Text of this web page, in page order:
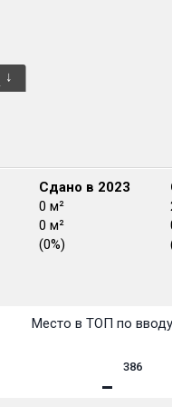
Сдано в 2023
0 м²
0 м²
(0%)
Место в ТОП по
386